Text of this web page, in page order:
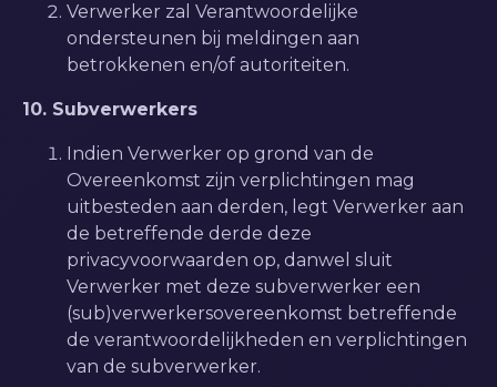
Verwerker zal Verantwoordelijke
ondersteunen bij meldingen aan
betrokkenen en/of autoriteiten.
10. Subverwerkers
Indien Verwerker op grond van de
Overeenkomst zijn verplichtingen mag
uitbesteden aan derden, legt Verwerker aan
de betreffende derde deze
privacyvoorwaarden op, danwel sluit
Verwerker met deze subverwerker een
(sub)verwerkersovereenkomst betreffende
de verantwoordelijkheden en verplichtingen
van de subverwerker.